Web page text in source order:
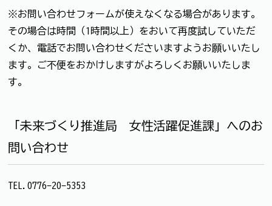
※お問い合わせフォームが使えなくなる場合があります。
その場合は時間（1時間以上）をおいて再度試していただ
くか、電話でお問い合わせくださいますようお願いいたし
ます。ご不便をおかけしますがよろしくお願いいたしま
す。
「未来づくり推進局 女性活躍促進課」へのお
問い合わせ
TEL.0776-20-5353